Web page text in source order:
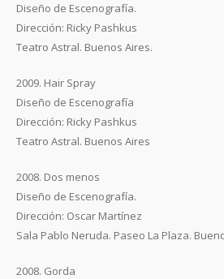
Diseño de Escenografía.
Dirección: Ricky Pashkus
Teatro Astral. Buenos Aires.
2009. Hair Spray
Diseño de Escenografía
Dirección: Ricky Pashkus
Teatro Astral. Buenos Aires
2008. Dos menos
Diseño de Escenografía.
Dirección: Oscar Martínez
Sala Pablo Neruda. Paseo La Plaza.
2008. Gorda